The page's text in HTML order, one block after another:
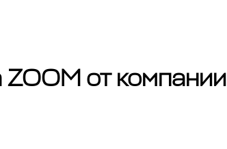
от компании